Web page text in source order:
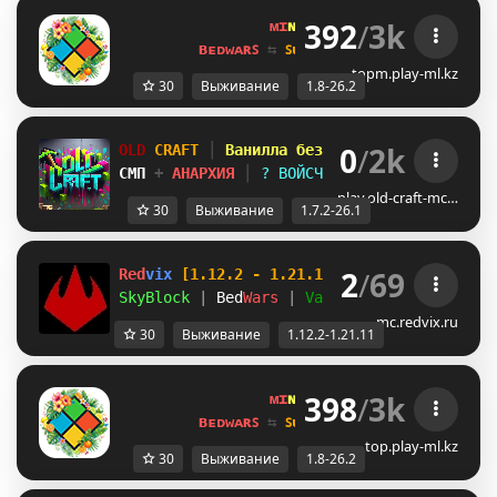
ᴍɪɴᴇ ʟᴀɴᴅ ɴᴇᴛᴡᴏʀᴋ ☀
ʙᴇᴅᴡᴀʀꜱ ⇆ ꜱᴜʀᴠɪᴠᴀʟ ꜱᴍᴘ ⇆ ꜱᴋʏʙʟᴏᴄᴋ
392/3k
topm.play-ml.kz
30 Выживание 1.8-26.2
OLD CRAFT Ванилла без плагинов
СМП + АНАРХИЯ ? ВОЙСЧАТ │ 1.7.2 -
0/2k
play.old-craft-mc…
30 Выживание 1.7.2-26.1
Redvix
[1.12.2 - 1.21.11]
SkyBlock
BedWars Vanilla:SMP+
2/69
mc.redvix.ru
30 Выживание 1.12.2-1.21.11
ᴍɪɴᴇ ʟᴀɴᴅ ɴᴇᴛᴡᴏʀᴋ ☀
ʙᴇᴅᴡᴀʀꜱ ⇆ ꜱᴜʀᴠɪᴠᴀʟ ꜱᴍᴘ ⇆ ꜱᴋʏʙʟᴏᴄᴋ
398/3k
top.play-ml.kz
30 Выживание 1.8-26.2